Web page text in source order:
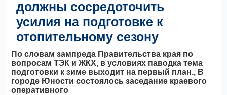
должны сосредоточить
усилия на подготовке к
отопительному сезону
По словам зампреда Правительства края по
вопросам ТЭК и ЖКХ, в условиях паводка тема
подготовки к зиме выходит на первый план., В
городе Юности состоялось заседание краевого
оперативного